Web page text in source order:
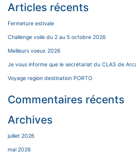
Articles récents
Fermeture estivale
Challenge voile du 2 au 5 octobre 2026
Meilleurs voeux 2026
Je vous informe que le secrétariat du CLAS de
Voyage region destination PORTO
Commentaires récents
Archives
juillet 2026
mai 2026